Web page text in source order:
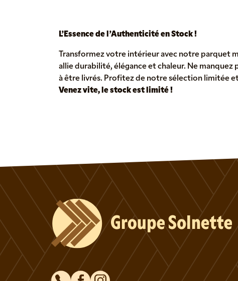
L’Essence de l’Authenticité en Stock !
Transformez votre intérieur avec notre parquet
allie durabilité, élégance et chaleur. Ne
à être livrés. Profitez de notre sélection limitée
Venez vite, le stock est limité !